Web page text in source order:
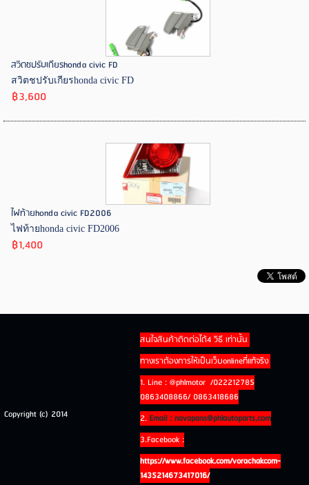
สวิตชปรับเกียรhonda civic FD
สวิตชปรับเกียรhonda civic FD
฿3,600
ไฟท้ายhonda civic FD2006
ไฟท้ายhonda civic FD2006
฿1,400
Copyright (c) 2014
สนใจสินค้าติดต่อได้4 วิธี เท่านั้น
ทางเราต้องการให้เป็นเว็บonlineที่แท้จริง
1. Line : @phlmotor /022212785
0863408866/ 0863418686
2.Email : navapans@phlautoparts,com
3.Facebook :
https://www.facebook.com/vorachakcom-
1435214673417016/